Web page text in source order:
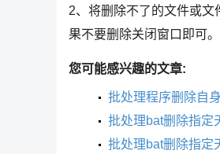
2、将删除不了的文件或
果不要删除关闭窗口即可。
您可能感兴趣的文章:
批处理程序删除自
批处理bat删除指定
批处理bat删除指定